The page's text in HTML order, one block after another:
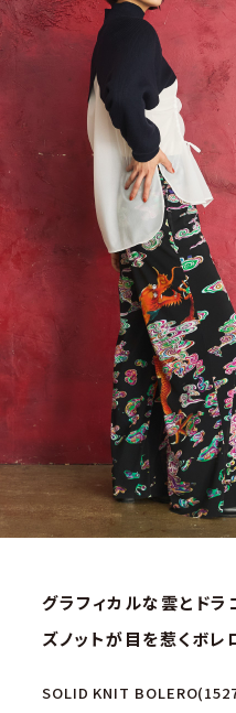
グラフィカルな雲とド
ズノットが目を惹くボ
SOLID KNIT